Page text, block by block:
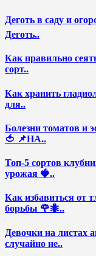
Деготь в саду и
Деготь..
Как правильно
сорт..
Как хранить
для..
Болезни томатов и
🍅 📌НА..
Топ-5 сортов
урожая 🍓..
Как избавиться от
борьбы 🌹🐜..
Девочки на листах
случайно не..